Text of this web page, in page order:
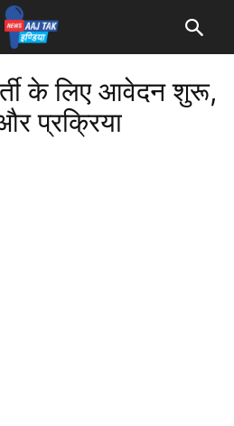
के लिए आवेदन शुरू,
प्रक्रिया